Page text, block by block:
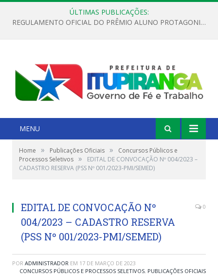
ÚLTIMAS PUBLICAÇÕES:
REGULAMENTO OFICIAL DO PRÊMIO ALUNO PROTAGONISTA – EDIÇÃO 2026
MENU
Home » Publicações Oficiais »
Concursos Públicos e
Processos Seletivos »
EDITAL DE CONVOCAÇÃO Nº 004/2023 –
CADASTRO RESERVA (PSS Nº 001/2023-PMI/SEMED)
EDITAL DE CONVOCAÇÃO Nº
004/2023 – CADASTRO RESERVA
(PSS Nº 001/2023-PMI/SEMED)
0
POR ADMINISTRADOR EM 17 DE MARÇO DE 2023
CONCURSOS PÚBLICOS E PROCESSOS SELETIVOS, PUBLICAÇÕES OFICIAIS